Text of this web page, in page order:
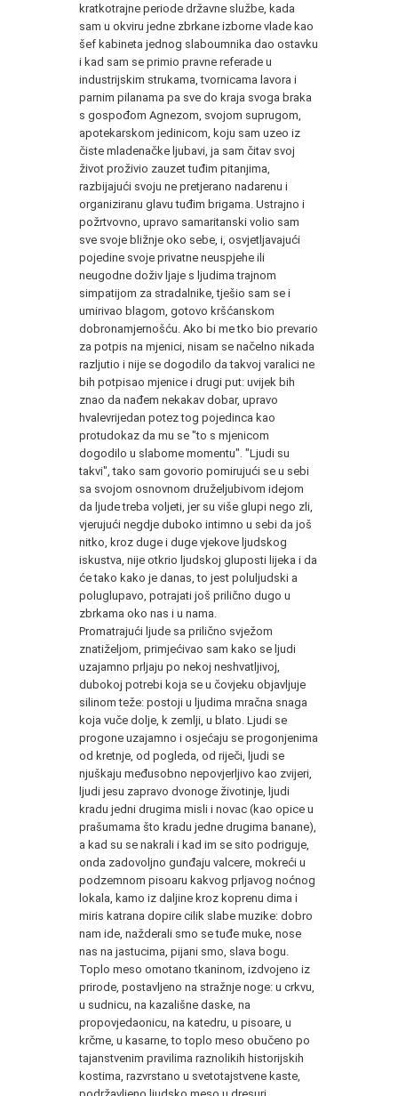
kratkotrajne periode državne službe, kada
sam u okviru jedne zbrkane izborne vlade kao
šef kabineta jednog slaboumnika dao ostavku
i kad sam se primio pravne referade u
industrijskim strukama, tvornicama lavora i
parnim pilanama pa sve do kraja svoga braka
s gospođom Agnezom, svojom suprugom,
apotekarskom jedinicom, koju sam uzeo iz
čiste mladenačke ljubavi, ja sam čitav svoj
život proživio zauzet tuđim pitanjima,
razbijajući svoju ne pretjerano nadarenu i
organiziranu glavu tuđim brigama. Ustrajno i
požrtvovno, upravo samaritanski volio sam
sve svoje bližnje oko sebe, i, osvjetljavajući
pojedine svoje privatne neuspjehe ili
neugodne doživ ljaje s ljudima trajnom
simpatijom za stradalnike, tješio sam se i
umirivao blagom, gotovo kršćanskom
dobronamjernošću. Ako bi me tko bio prevario
za potpis na mjenici, nisam se načelno nikada
razljutio i nije se dogodilo da takvoj varalici ne
bih potpisao mjenice i drugi put: uvijek bih
znao da nađem nekakav dobar, upravo
hvalevrijedan potez tog pojedinca kao
protudokaz da mu se "to s mjenicom
dogodilo u slabome momentu". "Ljudi su
takvi", tako sam govorio pomirujući se u sebi
sa svojom osnovnom druželjubivom idejom
da ljude treba voljeti, jer su više glupi nego zli,
vjerujući negdje duboko intimno u sebi da još
nitko, kroz duge i duge vjekove ljudskog
iskustva, nije otkrio ljudskoj gluposti lijeka i da
će tako kako je danas, to jest poluljudski a
poluglupavo, potrajati još prilično dugo u
zbrkama oko nas i u nama.
Promatrajući ljude sa prilično svježom
znatiželjom, primjećivao sam kako se ljudi
uzajamno prljaju po nekoj neshvatljivoj,
dubokoj potrebi koja se u čovjeku objavljuje
silinom teže: postoji u ljudima mračna snaga
koja vuče dolje, k zemlji, u blato. Ljudi se
progone uzajamno i osjećaju se progonjenima
od kretnje, od pogleda, od riječi, ljudi se
njuškaju međusobno nepovjerljivo kao zvijeri,
ljudi jesu zapravo dvonoge životinje, ljudi
kradu jedni drugima misli i novac (kao opice u
prašumama što kradu jedne drugima banane),
a kad su se nakrali i kad im se sito podriguje,
onda zadovoljno gunđaju valcere, mokreći u
podzemnom pisoaru kakvog prljavog noćnog
lokala, kamo iz daljine kroz koprenu dima i
miris katrana dopire cilik slabe muzike: dobro
nam ide, nažderali smo se tuđe muke, nose
nas na jastucima, pijani smo, slava bogu.
Toplo meso omotano tkaninom, izdvojeno iz
prirode, postavljeno na stražnje noge: u crkvu,
u sudnicu, na kazališne daske, na
propovjedaonicu, na katedru, u pisoare, u
krčme, u kasarne, to toplo meso obučeno po
tajanstvenim pravilima raznolikih historijskih
kostima, razvrstano u svetotajstvene kaste,